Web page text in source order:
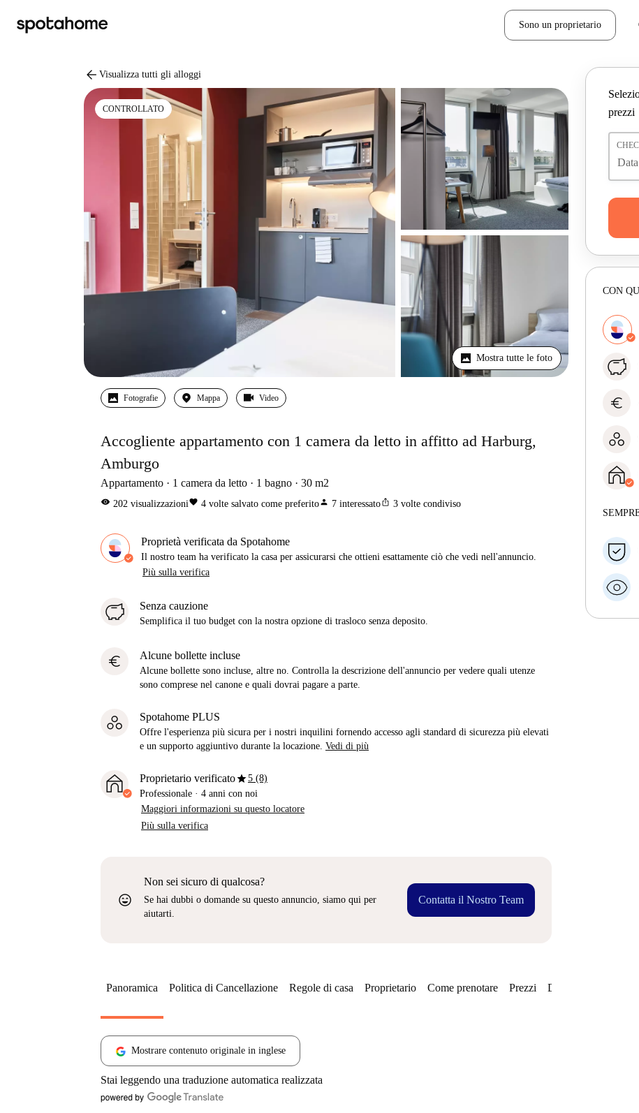
Sono un proprietario
arrow_back Visualizza tutti gli alloggi
CONTROLLATO
Mostra tutte le foto
Fotografie Mappa Video
Accogliente appartamento con 1 camera da letto in affitto ad Harburg,
Amburgo
Appartamento 1 camera da letto 1 bagno 30 m2
visibility 202 visualizzazionifavorite 4 volte salvato come preferitoperson 7 interessatoios_share 3 volte condiviso
Proprietà verificata da Spotahome
Il nostro team ha verificato la casa per assicurarsi che ottieni esattamente ciò che vedi nell'annuncio.
Più sulla verifica
Senza cauzione
Semplifica il tuo budget con la nostra opzione di trasloco senza deposito.
euro Alcune bollette incluse
Alcune bollette sono incluse, altre no. Controlla la descrizione dell'annuncio per vedere quali utenze
sono comprese nel canone e quali dovrai pagare a parte.
Spotahome PLUS
Offre l'esperienza più sicura per i nostri inquilini fornendo accesso agli standard di sicurezza più elevati
e un supporto aggiuntivo durante la locazione. Vedi di più
Proprietario verificatostar5 (8)
Professionale · 4 anni con noi
Maggiori informazioni su questo locatore
Più sulla verifica
sentiment_very_satisfied
Non sei sicuro di qualcosa?
Se hai dubbi o domande su questo annuncio, siamo qui per
aiutarti.
Contatta il Nostro Team
prezzi
CON
euro
B)
Panoramica Politica di Cancellazione Regole di casa Proprietario Come prenotare Prezzi Disponibilità
Mostrare contenuto originale in inglese
Stai leggendo una traduzione automatica realizzata